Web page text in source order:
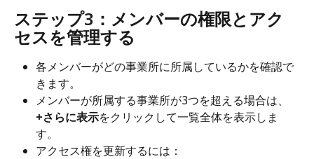
ステップ3：メンバーの権限とアク
セスを管理する
各メンバーがどの事業所に所属しているかを確認で
きます。
メンバーが所属する事業所が3つを超える場合は、
+さらに表示をクリックして一覧全体を表示しま
す。
アクセス権を更新するには：